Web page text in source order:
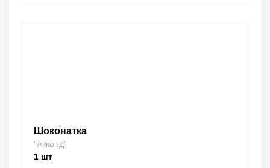
Шоконатка
"Акконд"
1 шт